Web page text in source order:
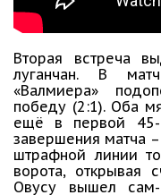
Вторая встреча
луганчан. В
«Валмиера»
победу (2:1). Оба
ещё в первой 45-
завершения матча
штрафной линии
ворота,
Овусу вышел